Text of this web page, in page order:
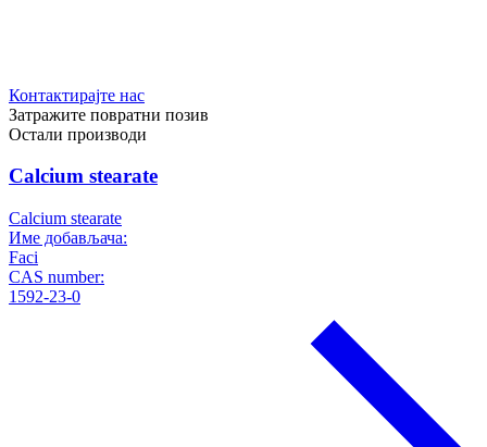
Контактирајте нас
Затражите повратни позив
Остали производи
Calcium stearate
Calcium stearate
Име добављача:
Faci
CAS number:
1592-23-0